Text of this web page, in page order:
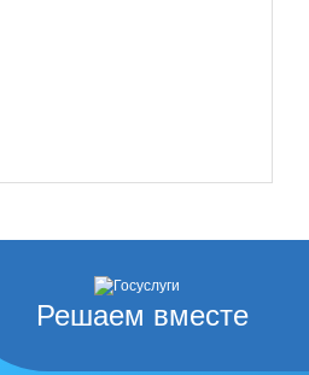
Решаем вместе